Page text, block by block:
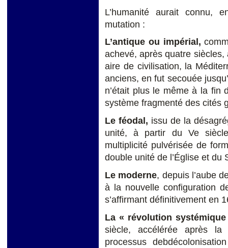
L’humanité aurait connu,
mutation :
L’antique ou impérial,
achevé, après quatre
aire de civilisation, la
anciens, en fut secouée
n’était plus le même à la fin
système fragmenté des cités
Le féodal, issu de la
unité, à partir du Ve
multiplicité pulvérisée de
double unité de l’Église et
Le moderne, depuis l’aube
à la nouvelle configuration
s’affirmant définitivement en
La « révolution
siècle, accélérée après la
processus